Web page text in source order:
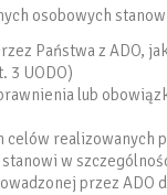
osobowych
Państwa z ADO,
3 UODO)
lub
realizowanych
w
przez ADO